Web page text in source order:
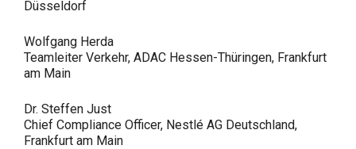
Düsseldorf
Wolfgang Herda
Teamleiter Verkehr, ADAC Hessen-Thüringen, Frankfurt
am Main
Dr. Steffen Just
Chief Compliance Officer, Nestlé AG Deutschland,
Frankfurt am Main